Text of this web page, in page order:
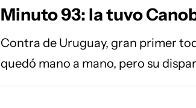
Minuto 93: la tuvo
Contra de Uruguay, gran primer
quedó mano a mano, pero su